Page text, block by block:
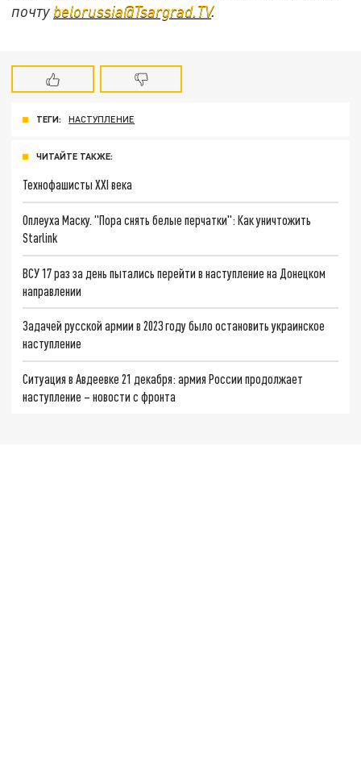
почту belorussia@Tsargrad.TV.
ТЕГИ: НАСТУПЛЕНИЕ
ЧИТАЙТЕ ТАКЖЕ:
Технофашисты XXI века
Оплеуха Маску. "Пора снять белые перчатки": Как уничтожить
Starlink
ВСУ 17 раз за день пытались перейти в наступление на Донецком
направлении
Задачей русской армии в 2023 году было остановить украинское
наступление
Ситуация в Авдеевке 21 декабря: армия России продолжает
наступление – новости с фронта